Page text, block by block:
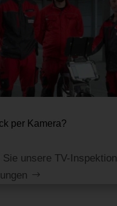
per Kamera?
Sie unsere TV-Inspektion